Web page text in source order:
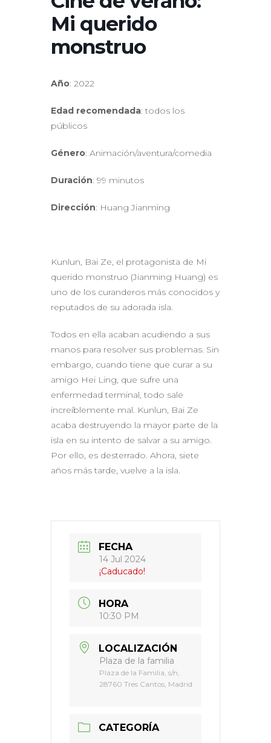
Mi querido
monstruo
Año: 2022
Edad recomendada: todos los
públicos
Género: Animación/aventura/comedia
Duración: 99 minutos
Dirección: Huang Jianming
Kunlun, Bai Ze, el protagonista de Mi
querido monstruo (Jianming Huang) es
uno de los curanderos más conocidos y
reputados de su adorada isla.
Todos en ella acaban acudiendo a sus
manos para resolver sus problemas. Sin
embargo, cuando tiene que curar a su
amigo Hei Ling, que sufre una
enfermedad terminal, todo sale
increíblemente mal. Kunlun, Bai Ze
acaba destruyendo la mayor parte de la
isla en su intento de salvar a su amigo.
Por ello, es desterrado. Ahora, siete
años más tarde, vuelve a la isla.
FECHA
14 Jul 2024
¡Caducado!
HORA
10:30 PM
LOCALIZACIÓN
Plaza de la familia
Plaza de la Familia, s/n,
28760 Tres Cantos, Madrid
CATEGORÍA